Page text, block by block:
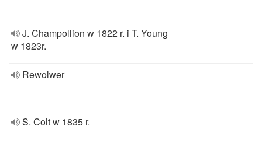
J. Champollion w 1822 r. i T. Young
w 1823r.
Rewolwer
S. Colt w 1835 r.